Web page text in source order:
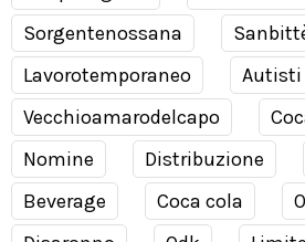
Sorgentenossana
Lavorotemporaneo
Autisti
Vecchioamarodelcapo
Nomine
Distribuzione
Beverage
Coca cola